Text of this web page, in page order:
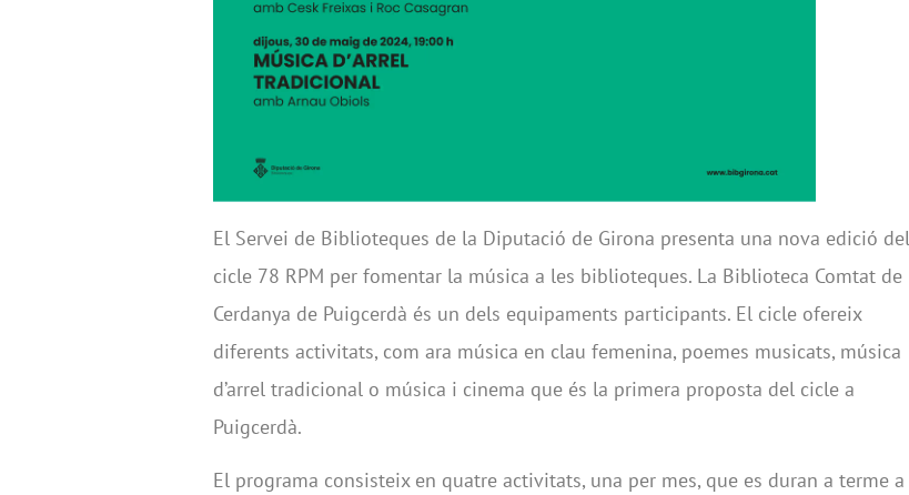
El Servei de Biblioteques de la Diputació de Girona presenta una nova edició del
cicle 78 RPM per fomentar la música a les biblioteques. La Biblioteca Comtat de
Cerdanya de Puigcerdà és un dels equipaments participants. El cicle ofereix
diferents activitats, com ara música en clau femenina, poemes musicats, música
d’arrel tradicional o música i cinema que és la primera proposta del cicle a
Puigcerdà.
El programa consisteix en quatre activitats, una per mes, que es duran a terme a